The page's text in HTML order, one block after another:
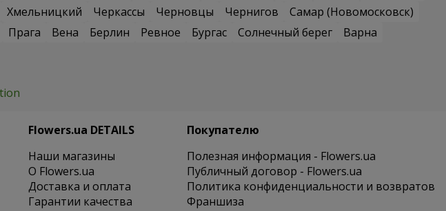
Хмельницкий Черкассы Черновцы Чернигов
Самар (Новомосковск)
Прага Вена Берлин Ревное Бургас Солнечный берег
Варна
Flowers.ua DETAILS
Наши магазины
O Flowers.ua
Доставка и оплата
Гарантии качества
Покупателю
Полезная информация - Flowers.ua
Публичный договор - Flowers.ua
Политика конфиденциальности и возвратов
Франшиза